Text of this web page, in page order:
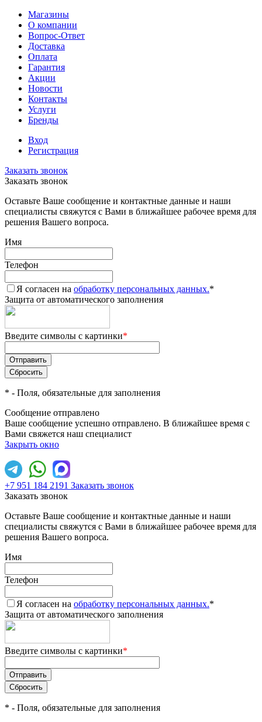
Магазины
О компании
Вопрос-Ответ
Доставка
Оплата
Гарантия
Акции
Новости
Контакты
Услуги
Бренды
Вход
Регистрация
Заказать звонок
Заказать звонок
Оставьте Ваше сообщение и контактные данные и наши
специалисты свяжутся с Вами в ближайшее рабочее время для
решения Вашего вопроса.
Имя
Телефон
Я согласен на обработку персональных данных.*
Защита от автоматического заполнения
Введите символы с картинки*
* - Поля, обязательные для заполнения
Сообщение отправлено
Ваше сообщение успешно отправлено. В ближайшее время с
Вами свяжется наш специалист
Закрыть окно
+7 951 184 2191 Заказать звонок
Заказать звонок
Оставьте Ваше сообщение и контактные данные и наши
специалисты свяжутся с Вами в ближайшее рабочее время для
решения Вашего вопроса.
Имя
Телефон
Я согласен на обработку персональных данных.*
Защита от автоматического заполнения
Введите символы с картинки*
* - Поля, обязательные для заполнения